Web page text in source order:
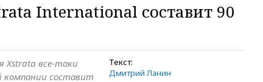
International составит 90
Текст:
Дмитрий Ланин
Xstrata все-таки
компании составит